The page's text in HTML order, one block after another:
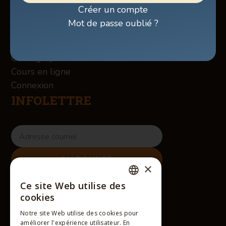
Créer un compte
Mot de passe oublié ?
Boutique
À propos des Winslow
Chorégraphies
Cours en ligne
Connexion
INFOLETTRE
RÉSEAUX SOCIAUX
×
Ce site Web utilise des
cookies
Notre site Web utilise des cookies pour
améliorer l'expérience utilisateur. En